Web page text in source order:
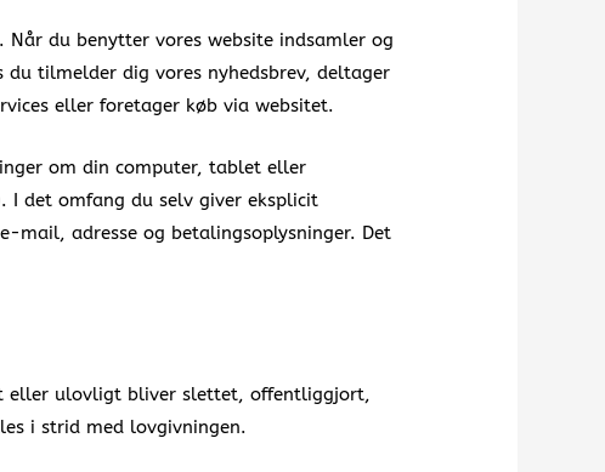
du benytter vores website indsamler og
tilmelder dig vores nyhedsbrev, deltager
eller foretager køb via websitet.
om din computer, tablet eller
I det omfang du selv giver eksplicit
mail, adresse og betalingsoplysninger. Det
eller ulovligt bliver slettet, offentliggjort,
i strid med lovgivningen.